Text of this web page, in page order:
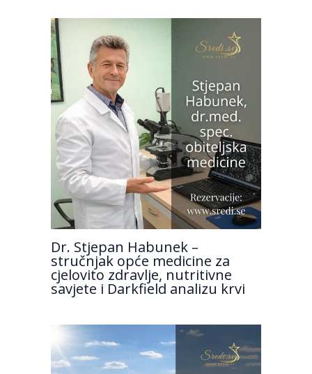
Dr. Stjepan Habunek –
stručnjak opće medicine za
cjelovito zdravlje, nutritivne
savjete i Darkfield analizu krvi